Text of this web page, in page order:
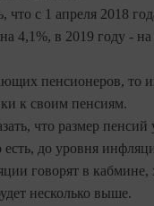
что с 1 апреля 2018
4,1%, в 2019 году -
пенсионеров, то
к своим пенсиям.
что размер пенсий
есть, до уровня
говорят в кабмине,
несколько выше.